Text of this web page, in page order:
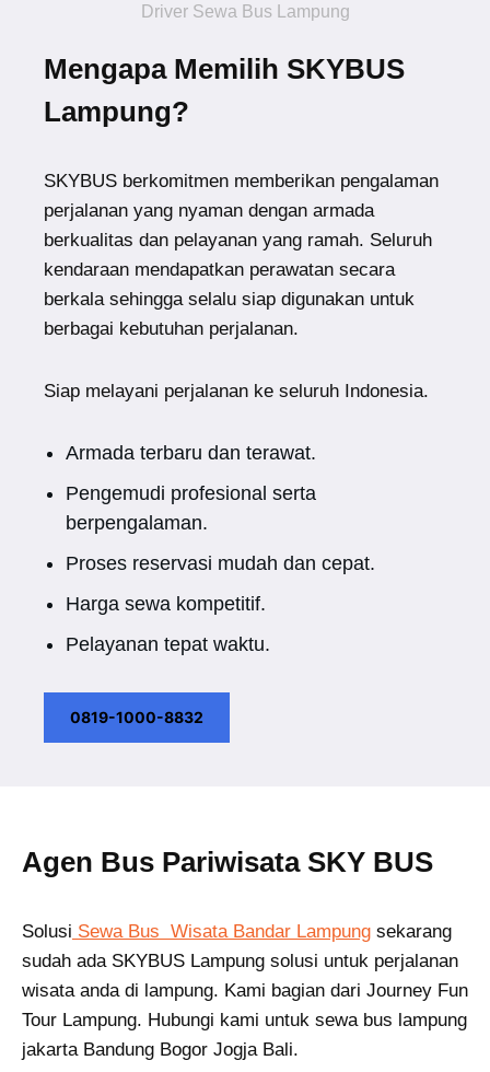
Driver Sewa Bus Lampung
Mengapa Memilih SKYBUS
Lampung?
SKYBUS berkomitmen memberikan pengalaman
perjalanan yang nyaman dengan armada
berkualitas dan pelayanan yang ramah. Seluruh
kendaraan mendapatkan perawatan secara
berkala sehingga selalu siap digunakan untuk
berbagai kebutuhan perjalanan.
Siap melayani perjalanan ke seluruh Indonesia.
Armada terbaru dan terawat.
Pengemudi profesional serta
berpengalaman.
Proses reservasi mudah dan cepat.
Harga sewa kompetitif.
Pelayanan tepat waktu.
0819-1000-8832
Agen Bus Pariwisata SKY BUS
Solusi Sewa Bus Wisata Bandar Lampung sekarang
sudah ada SKYBUS Lampung solusi untuk perjalanan
wisata anda di lampung. Kami bagian dari Journey Fun
Tour Lampung. Hubungi kami untuk sewa bus lampung
jakarta Bandung Bogor Jogja Bali.